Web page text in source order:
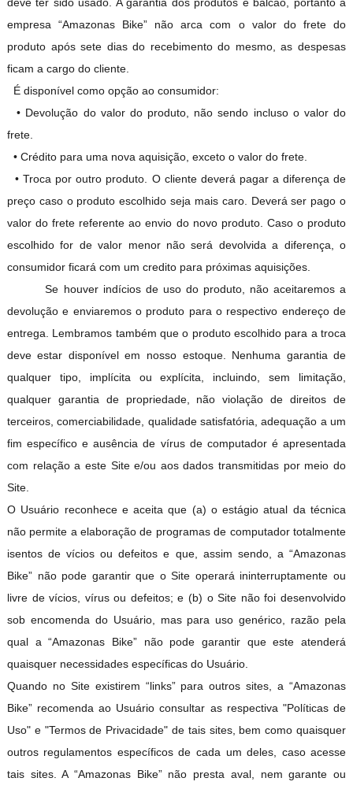
empresa “Amazonas Bike” não arca com o valor do frete do
produto após sete dias do recebimento do mesmo, as despesas
ficam a cargo do cliente.
É disponível como opção ao consumidor:
• Devolução do valor do produto, não sendo incluso o valor do
frete.
• Crédito para uma nova aquisição, exceto o valor do frete.
• Troca por outro produto. O cliente deverá pagar a diferença de
preço caso o produto escolhido seja mais caro. Deverá ser pago o
valor do frete referente ao envio do novo produto. Caso o produto
escolhido for de valor menor não será devolvida a diferença, o
consumidor ficará com um credito para próximas aquisições.
Se houver indícios de uso do produto, não aceitaremos a
devolução e enviaremos o produto para o respectivo endereço de
entrega. Lembramos também que o produto escolhido para a troca
deve estar disponível em nosso estoque. Nenhuma garantia de
qualquer tipo, implícita ou explícita, incluindo, sem limitação,
qualquer garantia de propriedade, não violação de direitos de
terceiros, comerciabilidade, qualidade satisfatória, adequação a um
fim específico e ausência de vírus de computador é apresentada
com relação a este Site e/ou aos dados transmitidas por meio do
Site.
O Usuário reconhece e aceita que (a) o estágio atual da técnica
não permite a elaboração de programas de computador totalmente
isentos de vícios ou defeitos e que, assim sendo, a “Amazonas
Bike” não pode garantir que o Site operará ininterruptamente ou
livre de vícios, vírus ou defeitos; e (b) o Site não foi desenvolvido
sob encomenda do Usuário, mas para uso genérico, razão pela
qual a “Amazonas Bike” não pode garantir que este atender
quaisquer necessidades específicas do Usuário.
Quando no Site existirem “links” para outros sites, a “Amazonas
Bike” recomenda ao Usuário consultar as respectiva "Políticas de
Uso" e "Termos de Privacidade" de tais sites, bem como quaisquer
outros regulamentos específicos de cada um deles, caso acesse
tais sites. A “Amazonas Bike” não presta aval, nem garante ou